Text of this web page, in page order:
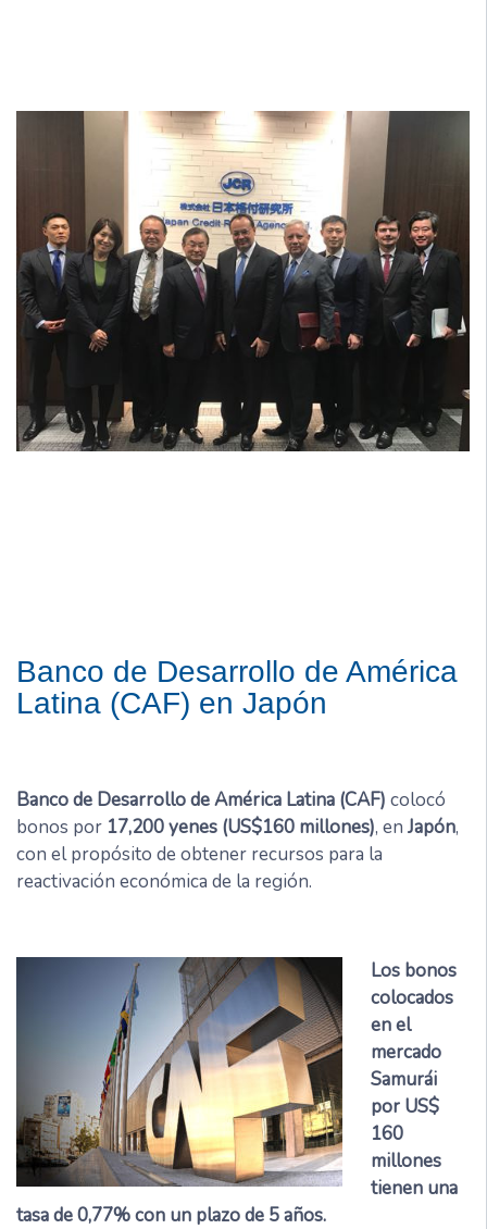
Banco de Desarrollo de América
Latina (CAF) en Japón
Banco de Desarrollo de América Latina (CAF) colocó
bonos por 17,200 yenes (US$160 millones), en Japón,
con el propósito de obtener recursos para la
reactivación económica de la región.
Los bonos
colocados
en el
mercado
Samurái
por US$
160
millones
tienen una
tasa de 0,77% con un plazo de 5 años.